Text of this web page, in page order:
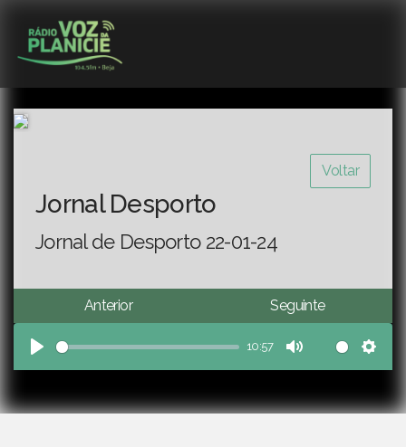
Voltar
Jornal Desporto
Jornal de Desporto 22-01-24
Anterior Seguinte
Play
10:57
Mute